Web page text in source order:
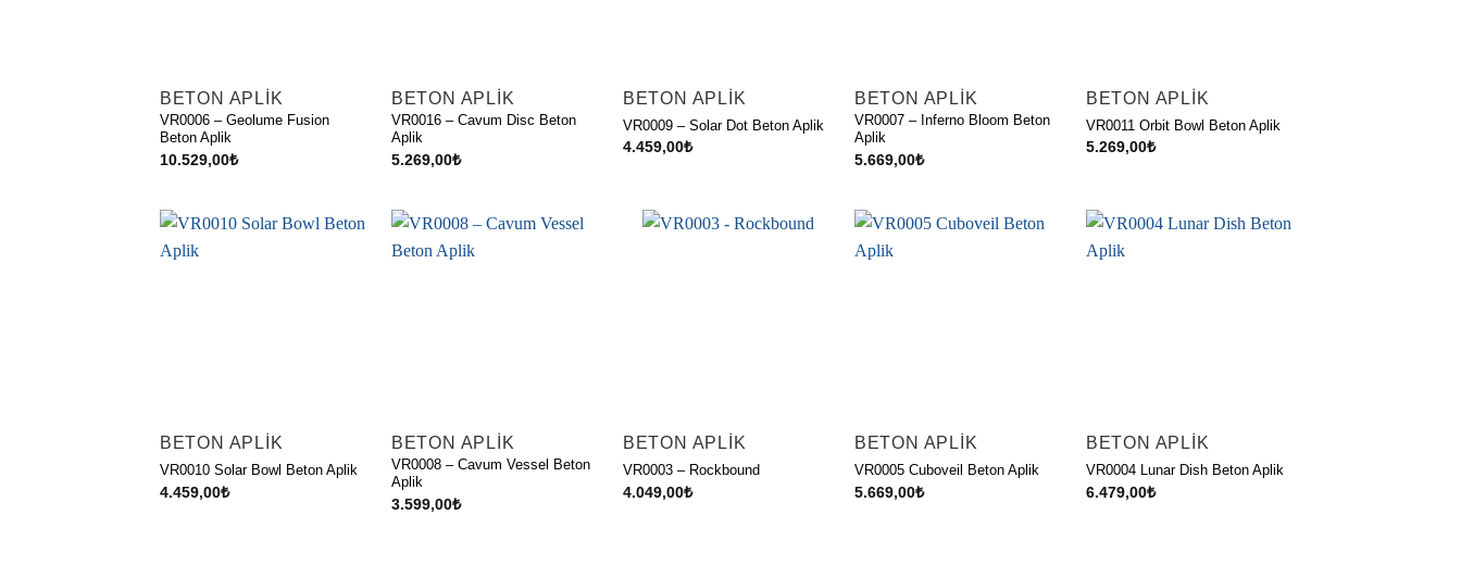
BETON APLIK
VR0006 – Geolume Fusion
Beton Aplik
10.529,00₺
BETON APLIK
VR0016 – Cavum Disc Beton
Aplik
5.269,00₺
BETON APLIK
VR0009 – Solar Dot Beton Aplik
4.459,00₺
BETON APLIK
VR0007 – Inferno Bloom Beton
Aplik
5.669,00₺
BETON APLIK
VR0011 Orbit Bowl Beton Aplik
5.269,00₺
BETON APLIK
VR0010 Solar Bowl Beton Aplik
4.459,00₺
BETON APLIK
VR0008 – Cavum Vessel Beton
Aplik
3.599,00₺
BETON APLIK
VR0003 – Rockbound
4.049,00₺
BETON APLIK
VR0005 Cuboveil Beton Aplik
5.669,00₺
BETON APLIK
VR0004 Lunar Dish Beton Aplik
6.479,00₺